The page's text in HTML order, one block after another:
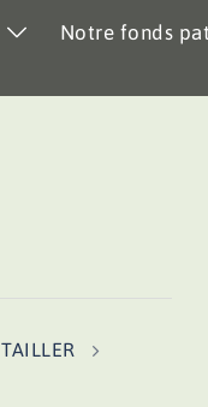
Notre fonds
TAILLER